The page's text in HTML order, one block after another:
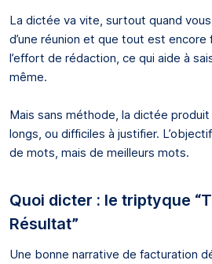
La dictée va vite, surtout quand
d’une réunion et que tout est encore
l’effort de rédaction, ce qui aide à
même.
Mais sans méthode, la dictée
longs, ou difficiles à justifier. L’objectif
de mots, mais de meilleurs mots.
Quoi dicter : le triptyque
Résultat”
Une bonne narrative de facturation